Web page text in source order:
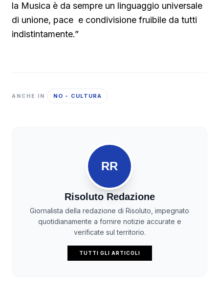
la Musica è da sempre un linguaggio universale
di unione, pace e condivisione fruibile da tutti
indistintamente.”
ANCHE IN NO - CULTURA
RR
Risoluto Redazione
Giornalista della redazione di Risoluto, impegnato
quotidianamente a fornire notizie accurate e
verificate sul territorio.
TUTTI GLI ARTICOLI